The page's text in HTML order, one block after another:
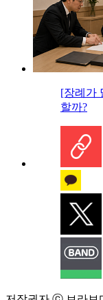
[장례가
할까?